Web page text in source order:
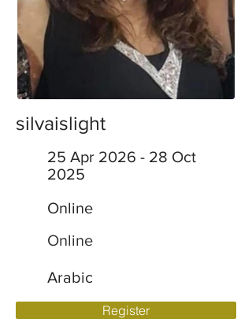
silvaislight
25 Apr 2026 - 28 Oct
2025
Online
Online
Arabic
Register